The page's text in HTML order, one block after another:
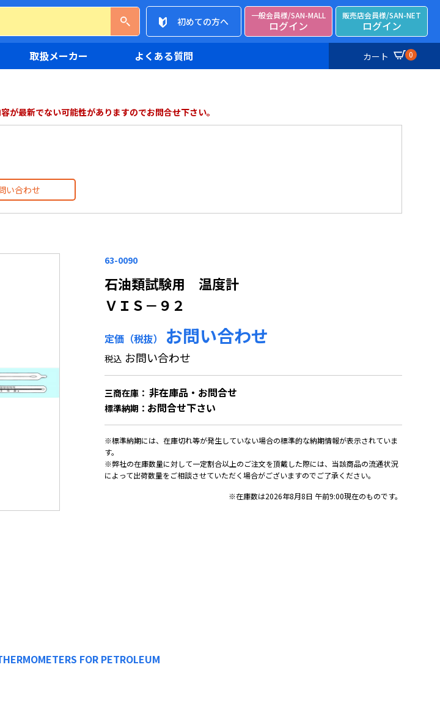
初めての方へ
一般会員様/SAN-MALL
ログイン
販売店会員様/SAN-NET
ログイン
カート 0
取扱メーカー よくある質問
が最新でない可能性がありますのでお問合せ下さい。
い合わせ
63-0090
石油類試験用 温度計
ＶＩＳ－９２
定価（税抜） お問い合わせ
税込 お問い合わせ
三商在庫： 非在庫品・お問合せ
標準納期： お問合せ下さい
※標準納期には、在庫切れ等が発生していない場合の標準的な納期情報が表示されていま
す。
※弊社の在庫数量に対して一定割合以上のご注文を頂戴した際には、当該商品の流通状況
によって出荷数量をご相談させていただく場合がございますのでご了承ください。
※在庫数は2026年8月8日 午前9:00現在のものです。
FOR PETROLEUM